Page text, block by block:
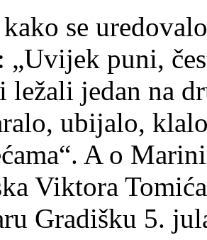
uredovalo u
„Uvijek puni,
ležali jedan na
ubijalo,
A o
Viktora
Gradišku 5.